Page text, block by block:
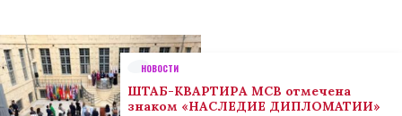
НОВОСТИ
ШТАБ-КВАРТИРА МСВ отмечена
знаком «НАСЛЕДИЕ ДИПЛОМАТИИ»